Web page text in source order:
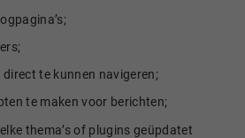
te kunnen navigeren;
te maken voor berichten;
thema’s of plugins geüpdatet